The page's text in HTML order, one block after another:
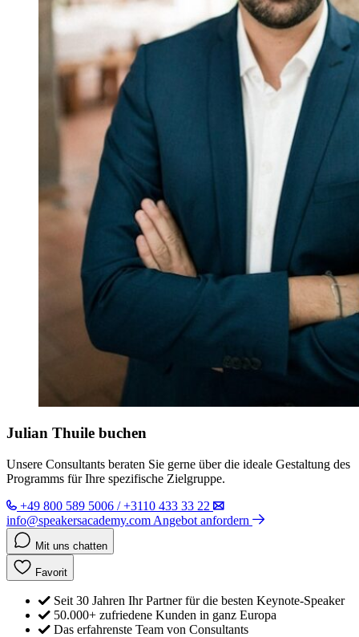
Julian Thuile buchen
Unsere Consultants beraten Sie gerne über die ideale Gestaltung des
Programms für Ihre spezifische Zielgruppe.
+49 800 589 5006 / +3110 433 33 22
info@speakersacademy.com Angebot anfordern
Mit uns chatten
Favorit
Seit 30 Jahren Ihr Partner für die besten Keynote-Speaker
50.000+ zufriedene Kunden in ganz Europa
Das erfahrenste Team von Consultants